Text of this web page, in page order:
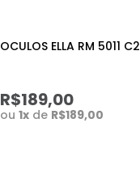
OCULOS ELLA RM 5011 C2
R$189,00
ou1x de R$189,00